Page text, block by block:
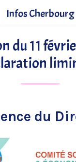
Infos Cherbourg
du 11
du